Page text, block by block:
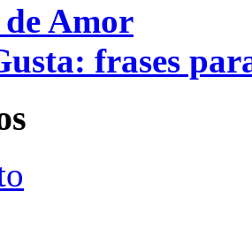
Amor
frases